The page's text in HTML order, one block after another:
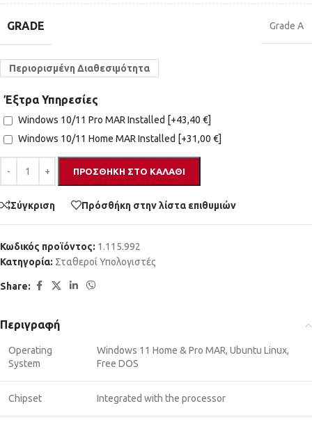
GRADE Grade A
Περιορισμένη Διαθεσιμότητα
Έξτρα Υπηρεσίες
Windows 10/11 Pro MAR Installed [+43,40 €]
Windows 10/11 Home MAR Installed [+31,00 €]
ΠΡΟΣΘΉΚΗ ΣΤΟ ΚΑΛΆΘΙ
Σύγκριση Πρόσθήκη στην λίστα επιθυμιών
Κωδικός προϊόντος: 1.115.992
Κατηγορία: Σταθεροί Υπολογιστές
Share:
Περιγραφή
Operating
System
Windows 11 Home & Pro MAR, Ubuntu Linux,
Free DOS
Chipset Integrated with the processor